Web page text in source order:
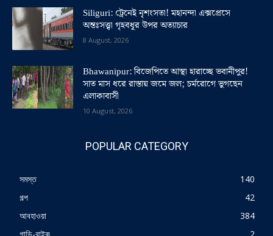
Siliguri: ট্রেনেই নৃশংসতা! মহানন্দা এক্সপ্রেসে
অন্তঃসত্ত্বা গৃহবধূর উপর অত্যাচার
8 August, 2026
Bhawanipur: বিজেপিতে আস্থা হারাচ্ছে ভবানীপুর!
সাত মাস ধরে রাস্তায় জমে জল; চর্মরোগে ভুগছেন
এলাকাবাসী
10 August, 2026
POPULAR CATEGORY
সমস্ত
140
গল্প
42
আবহাওয়া
384
গাড়ি-বাইক
2